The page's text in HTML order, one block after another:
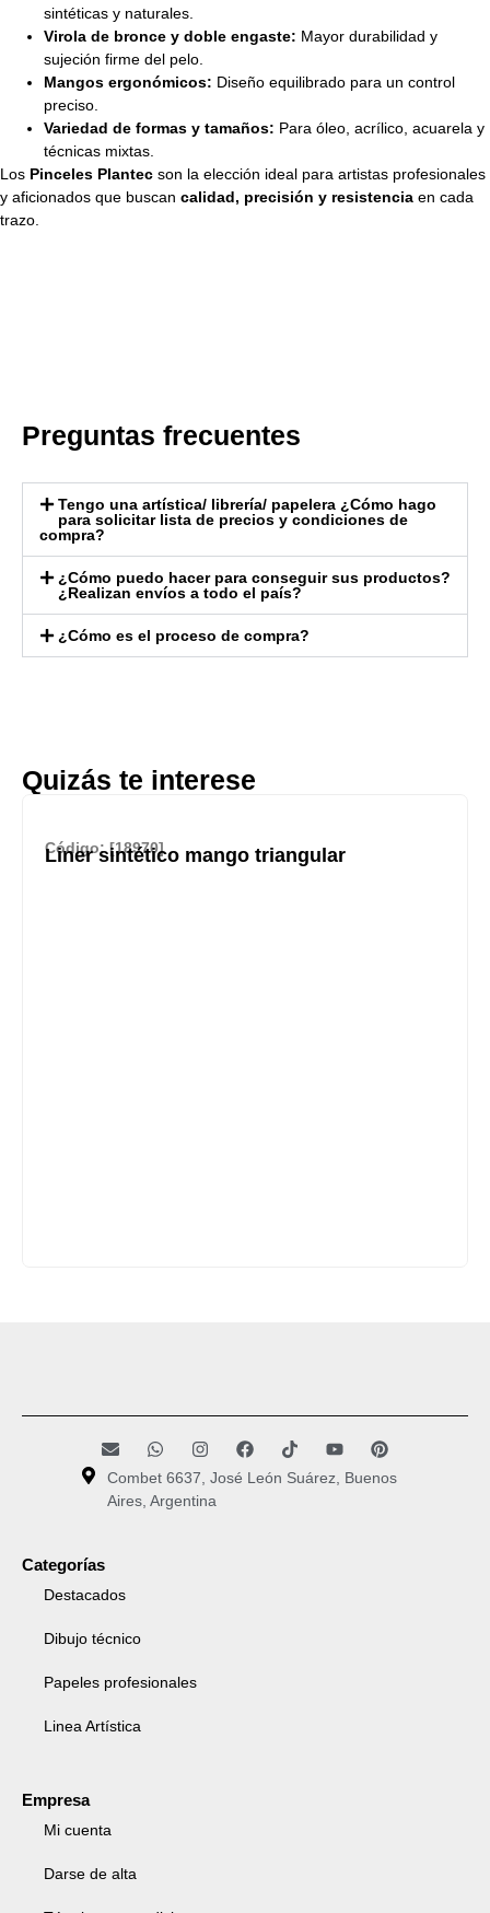
sintéticas y naturales.
Virola de bronce y doble engaste: Mayor durabilidad y
sujeción firme del pelo.
Mangos ergonómicos: Diseño equilibrado para un control
preciso.
Variedad de formas y tamaños: Para óleo, acrílico, acuarela y
técnicas mixtas.
Los Pinceles Plantec son la elección ideal para artistas profesionales
y aficionados que buscan calidad, precisión y resistencia en cada
trazo.
Preguntas frecuentes
Tengo una artística/ librería/ papelera ¿Cómo hago
para solicitar lista de precios y condiciones de
compra?
¿Cómo puedo hacer para conseguir sus productos?
¿Realizan envíos a todo el país?
¿Cómo es el proceso de compra?
Quizás te interese
Código: [18970]
Liner sintético mango triangular
Combet 6637, José León Suárez, Buenos
Aires, Argentina
Categorías
Destacados
Dibujo técnico
Papeles profesionales
Linea Artística
Empresa
Mi cuenta
Darse de alta